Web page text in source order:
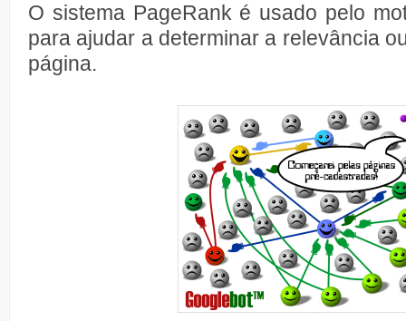
O sistema PageRank é usado pelo
para ajudar a determinar a relevância
página.